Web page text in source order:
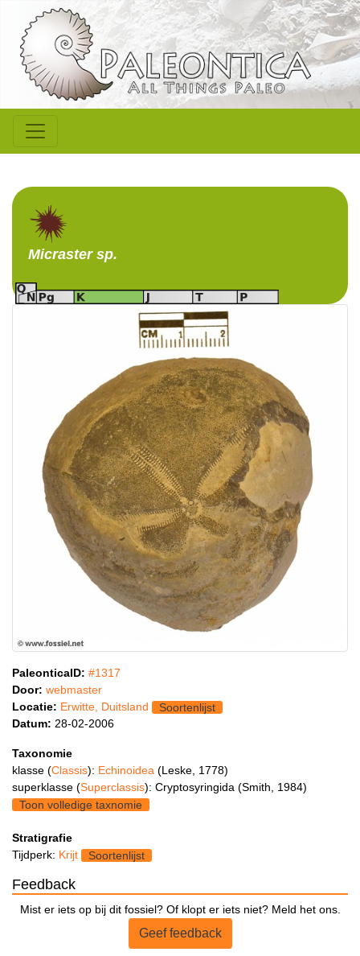
Micrastersp.
PaleonticaID: #1317
Door: webmaster
Locatie: Erwitte, Duitsland
Soortenlijst
Datum: 28-02-2006
Taxonomie
klasse (Classis): Echinoidea (Leske, 1778)
superklasse (Superclassis): Cryptosyringida (Smith, 1984)
Toon volledige taxnomie
Stratigrafie
Tijdperk: Krijt Soortenlijst
Feedback
Mist er iets op bij dit fossiel? Of klopt er iets niet? Meld het ons.
Geef feedback